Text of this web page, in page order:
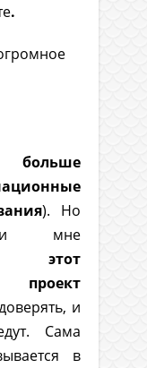
.
больше
). Но
мне
этот
проект
и
Сама
в